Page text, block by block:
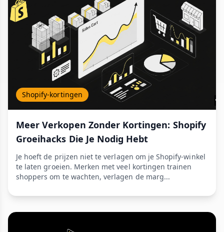
Shopify-kortingen
Meer Verkopen Zonder Kortingen: Shopify
Groeihacks Die Je Nodig Hebt
Je hoeft de prijzen niet te verlagen om je Shopify-winkel
te laten groeien. Merken met veel kortingen trainen
shoppers om te wachten, verlagen de marg...